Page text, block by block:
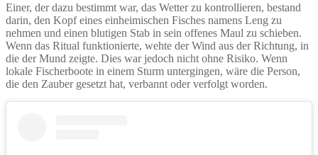
Einer, der dazu bestimmt war, das Wetter zu kontrollieren, bestand
darin, den Kopf eines einheimischen Fisches namens Leng zu
nehmen und einen blutigen Stab in sein offenes Maul zu schieben.
Wenn das Ritual funktionierte, wehte der Wind aus der Richtung, in
die der Mund zeigte. Dies war jedoch nicht ohne Risiko. Wenn
lokale Fischerboote in einem Sturm untergingen, wäre die Person,
die den Zauber gesetzt hat, verbannt oder verfolgt worden.